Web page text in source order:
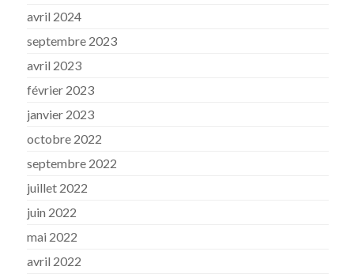
avril 2024
septembre 2023
avril 2023
février 2023
janvier 2023
octobre 2022
septembre 2022
juillet 2022
juin 2022
mai 2022
avril 2022